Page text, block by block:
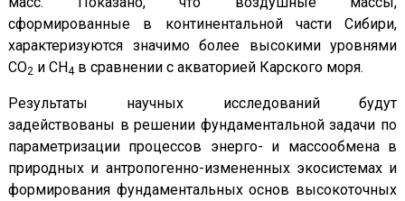
сформированные в континентальной части Сибири,
характеризуются значимо более высокими уровнями
СО2 и СН4 в сравнении с акваторией Карского моря.
Результаты научных исследований будут
задействованы в решении фундаментальной задачи по
параметризации процессов энерго- и массообмена в
природных и антропогенно-измененных экосистемах и
формирования фундаментальных основ высокоточных